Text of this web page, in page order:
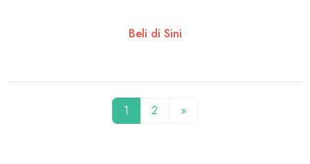
Beli di Sini
1 2 »